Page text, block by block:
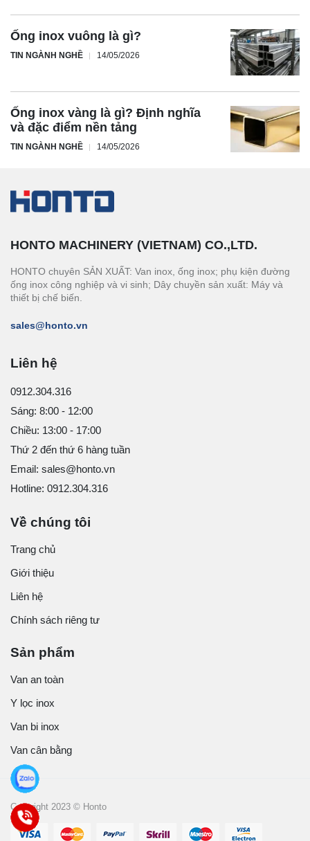
Ống inox vuông là gì?
TIN NGÀNH NGHỀ 14/05/2026
Ống inox vàng là gì? Định nghĩa
và đặc điểm nền tảng
TIN NGÀNH NGHỀ 14/05/2026
HONTO MACHINERY (VIETNAM) CO.,LTD.
HONTO chuyên SẢN XUẤT: Van inox, ống inox; phụ kiện đường
ống inox công nghiệp và vi sinh; Dây chuyền sản xuất: Máy và
thiết bị chế biến.
sales@honto.vn
Liên hệ
0912.304.316
Sáng: 8:00 - 12:00
Chiều: 13:00 - 17:00
Thứ 2 đến thứ 6 hàng tuần
Email: sales@honto.vn
Hotline: 0912.304.316
Về chúng tôi
Trang chủ
Giới thiệu
Liên hệ
Chính sách riêng tư
Sản phẩm
Van an toàn
Y lọc inox
Van bi inox
Van cân bằng
Copyright 2023 © Honto